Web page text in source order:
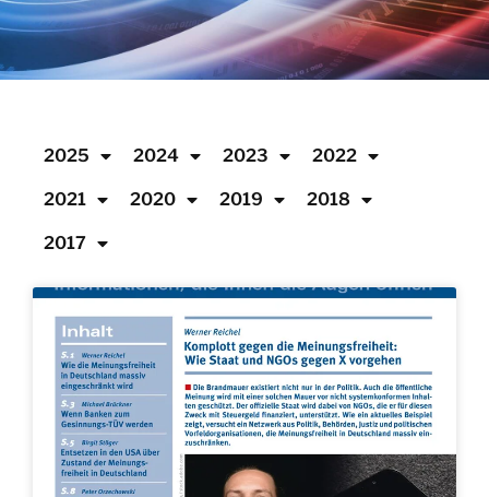
2025 2024 2023 2022
2021 2020 2019 2018
2017